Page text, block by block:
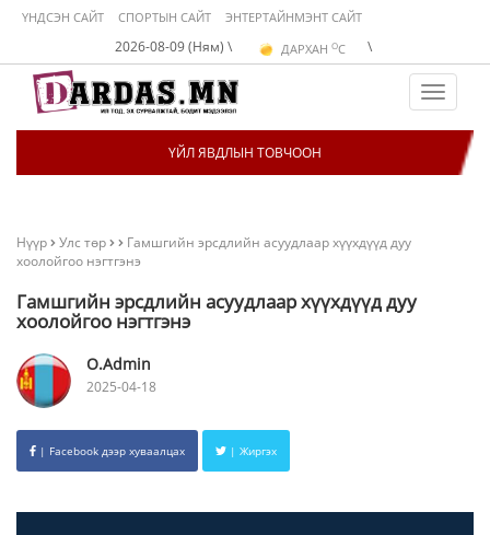
ҮНДСЭН САЙТ СПОРТЫН САЙТ ЭНТЕРТАЙНМЭНТ САЙТ
2026-08-09 (Ням) \
O
ДАРХАН OC
ЭРДЭНЭТ C
\
Toggle
ҮЙЛ ЯВДЛЫН ТОВЧООН
Нүүр Улс төр
Гамшгийн эрсдлийн асуудлаар хүүхдүүд дуу
хоолойгоо нэгтгэнэ
Гамшгийн эрсдлийн асуудлаар хүүхдүүд дуу
хоолойгоо нэгтгэнэ
O.Admin
2025-04-18
| Facebook дээр хуваалцах | Жиргэх